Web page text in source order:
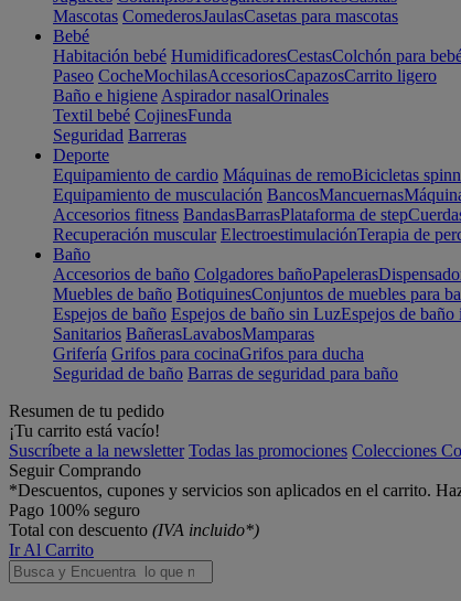
Mascotas ComederosJaulasCasetas para mascotas
Bebé
Habitación bebé HumidificadoresCestasColchón para
Paseo CocheMochilasAccesoriosCapazosCarrito ligero
Baño e higiene Aspirador nasalOrinales
Textil bebé CojinesFunda
Seguridad Barreras
Deporte
Equipamiento de cardio Máquinas de remoBicicletas
Equipamiento de musculación BancosMancuernas
Accesorios fitness BandasBarrasPlataforma de step
Recuperación muscular ElectroestimulaciónTerapia de
Baño
Accesorios de baño Colgadores bañoPapeleras
Muebles de baño BotiquinesConjuntos de muebles para
Espejos de baño Espejos de baño sin LuzEspejos de
Sanitarios BañerasLavabosMamparas
Grifería Grifos para cocinaGrifos para ducha
Seguridad de baño Barras de seguridad para baño
Resumen de tu pedido
¡Tu carrito está vacío!
Suscríbete a la newsletter Todas las promociones Colecciones
Seguir Comprando
*Descuentos, cupones y servicios son aplicados en el carrito.
Pago 100% seguro
Total con descuento (IVA incluido*)
Ir Al Carrito